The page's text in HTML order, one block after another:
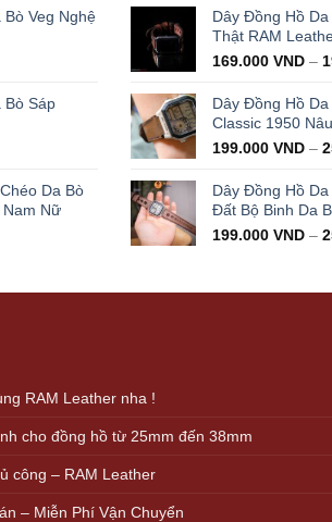
Veg Nghệ
Bò Sáp
VND.
Da Bò
Nam Nữ
Dây Đồng Hồ
Thật RAM
169.000 VND –
Dây Đồng Hồ
Classic 1950
199.000 VND –
Dây Đồng Hồ
Đất Bộ Binh Da
199.000 VND –
RAM Leather nha !
cho đồng hồ từ 25mm đến 38mm
công – RAM Leather
– Miễn Phí Vận Chuyển